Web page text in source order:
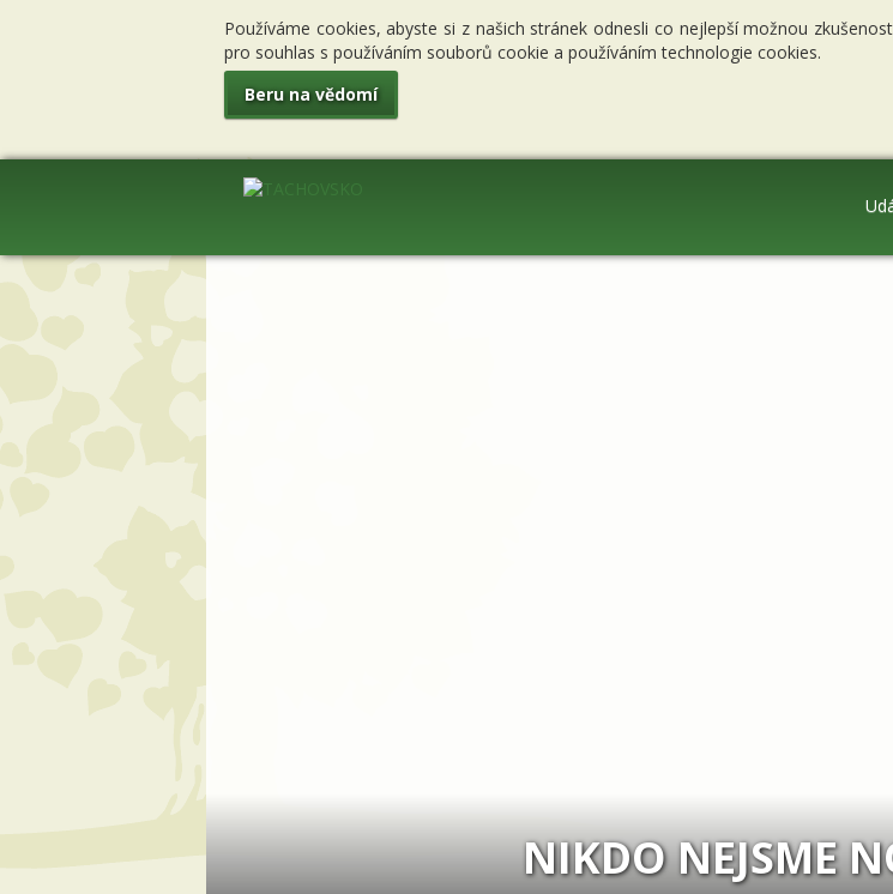
Používáme cookies, abyste si z našich stránek odnesli co nejlepší možnou
pro souhlas s používáním souborů cookie a používáním technologie cookies.
Beru na vědomí
NIKDO NEJSME